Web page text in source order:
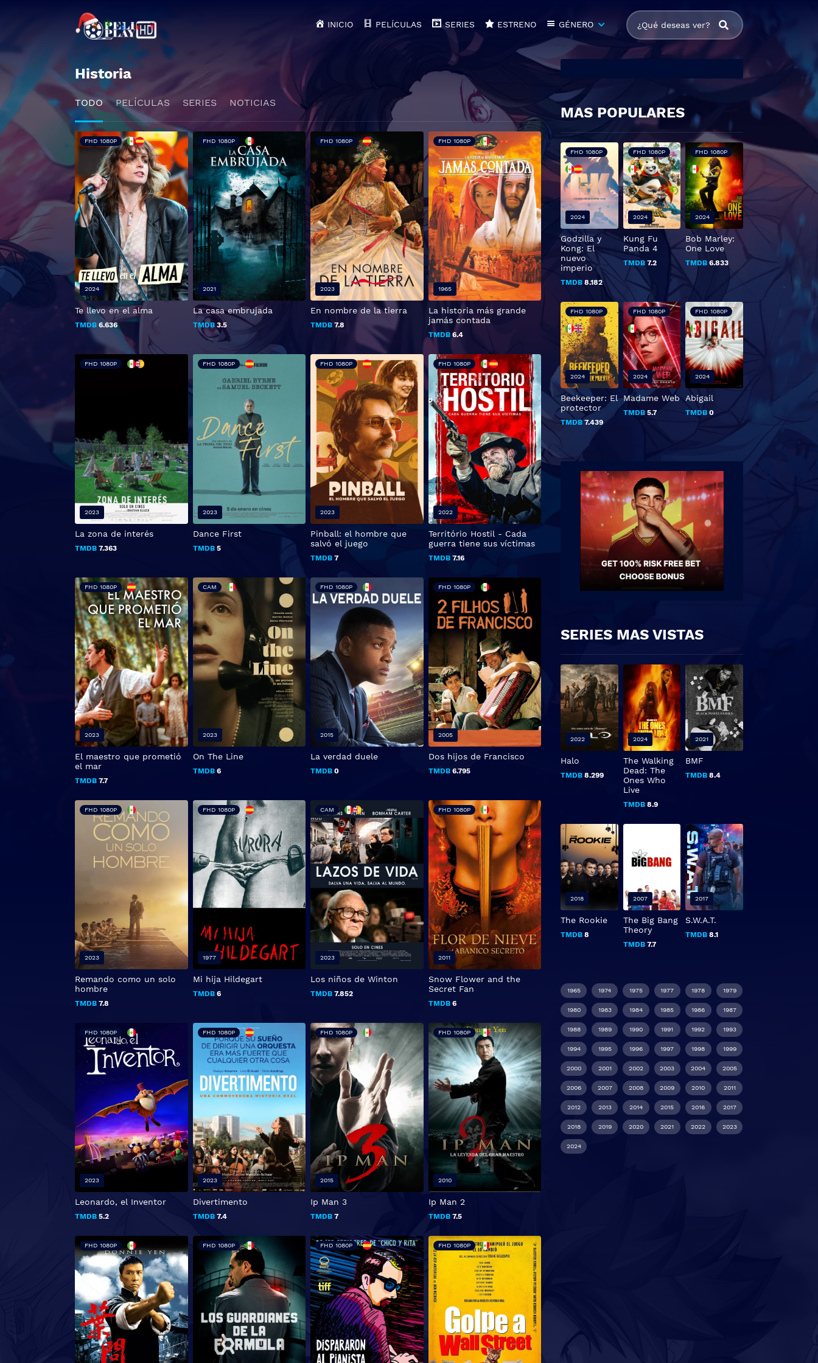
INICIO PELÍCULAS SERIES ESTRENO GÉNERO
Historia
TODO PELÍCULAS SERIES NOTICIAS
Te llevo en el alma
TMDB 6.636
FHD 1080P
2024
La casa embrujada
TMDB3.5
FHD 1080P
2021
En nombre de la tierra
TMDB 7.8
FHD 1080P
2023
La historia más grande
jamás contada
TMDB6.4
FHD 1080P
1965
La zona de interés
TMDB 7.363
FHD 1080P
2023
Dance First
TMDB5
FHD 1080P
2023
Pinball: el hombre que
salvó el juego
TMDB 7
FHD 1080P
2023
Território Hostil - Cada
guerra tiene sus víctimas
TMDB7.16
FHD 1080P
2022
El maestro que prometió
el mar
TMDB 7.7
FHD 1080P
2023
On The Line
TMDB6
CAM
2023
La verdad duele
TMDB 0
FHD 1080P
2015
Dos hijos de Francisco
TMDB6.795
FHD 1080P
2005
Remando como un solo
hombre
TMDB 7.8
FHD 1080P
2023
Mi hija Hildegart
TMDB6
FHD 1080P
1977
Los niños de Winton
TMDB 7.852
CAM
2023
Snow Flower and the
Secret Fan
TMDB6
FHD 1080P
2011
Leonardo, el Inventor
TMDB 5.2
FHD 1080P
2023
Divertimento
TMDB7.4
FHD 1080P
2023
Ip Man 3
TMDB 7
FHD 1080P
2015
Ip Man 2
TMDB7.5
FHD 1080P
2010
FHD 1080P FHD 1080P FHD 1080P FHD 1080P
MAS POPULARES
Godzilla y
Kong: El
nuevo
imperio
TMDB 8.182
FHD 1080P
2024
Kung Fu
Panda 4
TMDB7.2
FHD 1080P
2024
Bob Marley:
One Love
TMDB 6.833
FHD 1080P
2024
Beekeeper: El
protector
TMDB 7.439
FHD 1080P
2024
Madame Web
TMDB5.7
FHD 1080P
2024
Abigail
TMDB 0
FHD 1080P
2024
SERIES MAS VISTAS
Halo
TMDB 8.299
2022
The Walking
Dead: The
Ones Who
Live
TMDB8.9
2024
BMF
TMDB 8.4
2021
The Rookie
TMDB 8
2018
The Big Bang
Theory
TMDB7.7
2007
S.W.A.T.
TMDB 8.1
2017
1965 1974 1975 1977 1978 1979
1980 1983 1984 1985 1986 1987
1988 1989 1990 1991 1992 1993
1994 1995 1996 1997 1998 1999
2000 2001 2002 2003 2004 2005
2006 2007 2008 2009 2010 2011
2012 2013 2014 2015 2016 2017
2018 2019 2020 2021 2022 2023
2024